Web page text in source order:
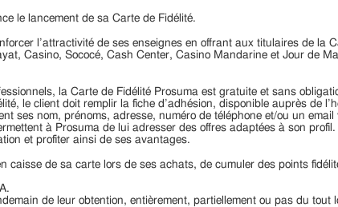
le lancement de sa Carte de Fidélité.
l’attractivité de ses enseignes en offrant aux titulaires de la
Casino, Sococé, Cash Center, Casino Mandarine et Jour de
la Carte de Fidélité Prosuma est gratuite et sans
le client doit remplir la fiche d’adhésion, disponible auprès de
ses nom, prénoms, adresse, numéro de téléphone et/ou un email
à Prosuma de lui adresser des offres adaptées à son profil.
et profiter ainsi de ses avantages.
de sa carte lors de ses achats, de cumuler des points
de leur obtention, entièrement, partiellement ou pas du